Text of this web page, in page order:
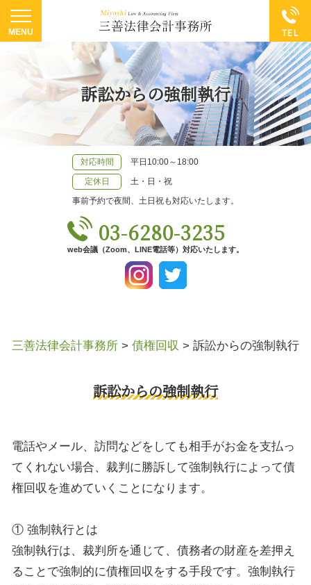
訴訟からの強制執行
対応時間
平日10:00～18:00
定休日
土・日・祝
事前予約で夜間、土日祝も対応いたします。
03-6280-3235
web会議（Zoom、LINE電話等）対応いたします。
三善法律会計事務所 > 債権回収 > 訴訟からの強制執行
訴訟からの強制執行
電話やメール、訪問などをしても相手がお金を支払っ
てくれない場合、裁判に勝訴して強制執行によって債
権回収を進めていくことになります。
① 強制執行とは
強制執行は、裁判所を通じて、債務者の財産を差押え
ることで強制的に債権回収をする手段です。強制執行